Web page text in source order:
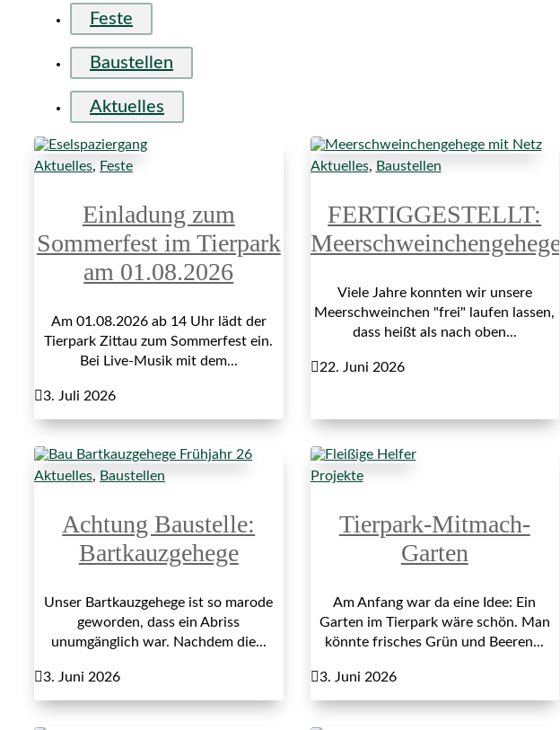
Feste
Baustellen
Aktuelles
Aktuelles, Feste
Einladung zum
Sommerfest im Tierpark
am 01.08.2026
Am 01.08.2026 ab 14 Uhr lädt der
Tierpark Zittau zum Sommerfest ein.
Bei Live-Musik mit dem...
3. Juli 2026
Aktuelles, Baustellen
FERTIGGESTELLT:
Meerschweinchengehege
Viele Jahre konnten wir unsere
Meerschweinchen "frei" laufen lassen,
dass heißt als nach oben...
22. Juni 2026
Aktuelles, Baustellen
Achtung Baustelle:
Bartkauzgehege
Unser Bartkauzgehege ist so marode
geworden, dass ein Abriss
unumgänglich war. Nachdem die...
3. Juni 2026
Projekte
Tierpark-Mitmach-
Garten
Am Anfang war da eine Idee: Ein
Garten im Tierpark wäre schön. Man
könnte frisches Grün und Beeren...
3. Juni 2026